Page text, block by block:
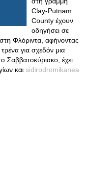
Clay-Putnam
County έχουν
οδηγήσει σε
Φλόριντα, αφήνοντας
για σχεδόν μια
Σαββατοκύριακο, έχει
και sidirodromikanea